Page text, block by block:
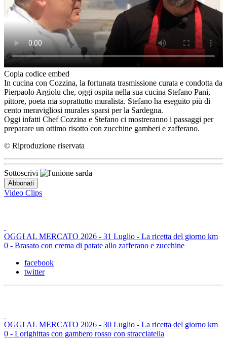
Copia codice embed
In cucina con Cozzina, la fortunata trasmissione curata e condotta da
Pierpaolo Argiolu che, oggi ospita nella sua cucina Stefano Pani,
pittore, poeta ma soprattutto muralista. Stefano ha eseguito più di
cento meravigliosi murales sparsi per la Sardegna.
Oggi infatti Chef Cozzina e Stefano ci mostreranno i passaggi per
preparare un ottimo risotto con zucchine gamberi e zafferano.
© Riproduzione riservata
Sottoscrivi
Video Clips
OGGI AL MERCATO 2026 - 31 Luglio - La ricetta del giorno km
0 - Brasato con crema di patate allo zafferano e zucchine
facebook
twitter
OGGI AL MERCATO 2026 - 30 Luglio - La ricetta del giorno km
0 - Lorighittas con gambero rosso con stracciatella